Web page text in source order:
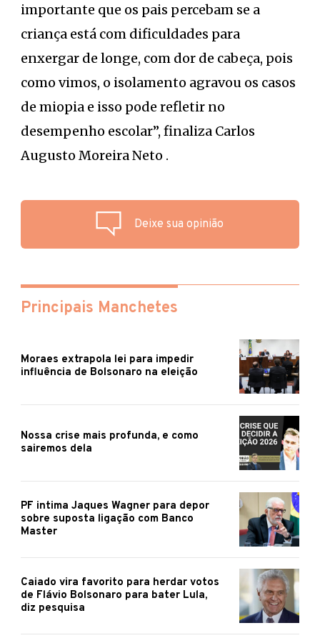
importante que os pais percebam se a
criança está com dificuldades para
enxergar de longe, com dor de cabeça, pois
como vimos, o isolamento agravou os casos
de miopia e isso pode refletir no
desempenho escolar”, finaliza Carlos
Augusto Moreira Neto .
Deixe sua opinião
Principais Manchetes
Moraes extrapola lei para impedir
influência de Bolsonaro na eleição
Nossa crise mais profunda, e como
sairemos dela
PF intima Jaques Wagner para depor
sobre suposta ligação com Banco
Master
Caiado vira favorito para herdar votos
de Flávio Bolsonaro para bater Lula,
diz pesquisa